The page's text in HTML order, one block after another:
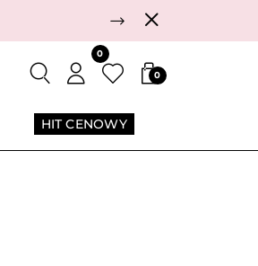
Następny
0
0
HIT CENOWY